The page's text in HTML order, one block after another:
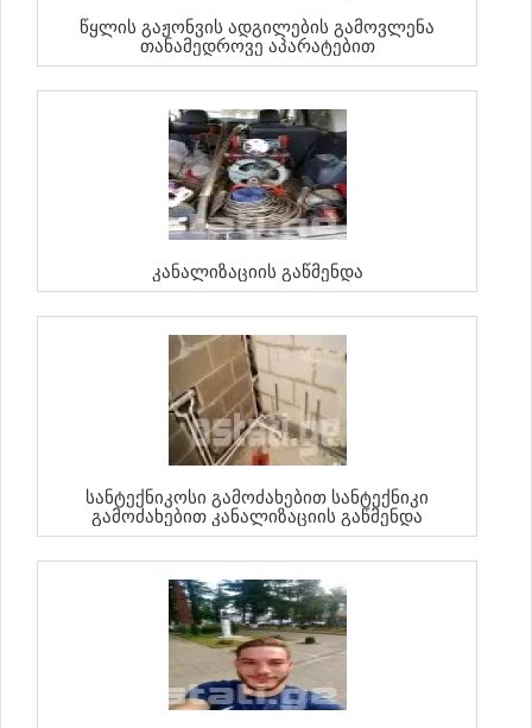
Წყლის Გაჟონვის Ადგილების Გამოვლენა
Თანამედროვე Აპარატებით
Კანალიზაციის Გაწმენდა
Სანტექნიკოსი Გამოძახებით Სანტექნიკი
Გამოძახებით Კანალიზაციის Გაწმენდა